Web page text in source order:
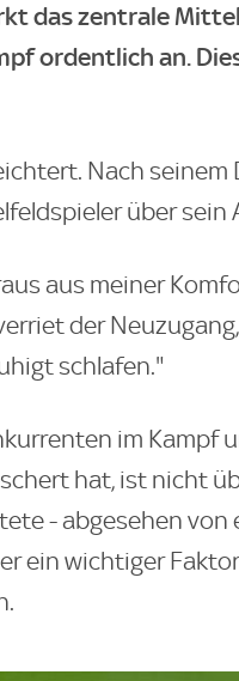
das zentrale
ordentlich an.
Nach seinem
über sein
aus meiner
der
schlafen."
im Kampf
hat, ist nicht
- abgesehen von
ein wichtiger